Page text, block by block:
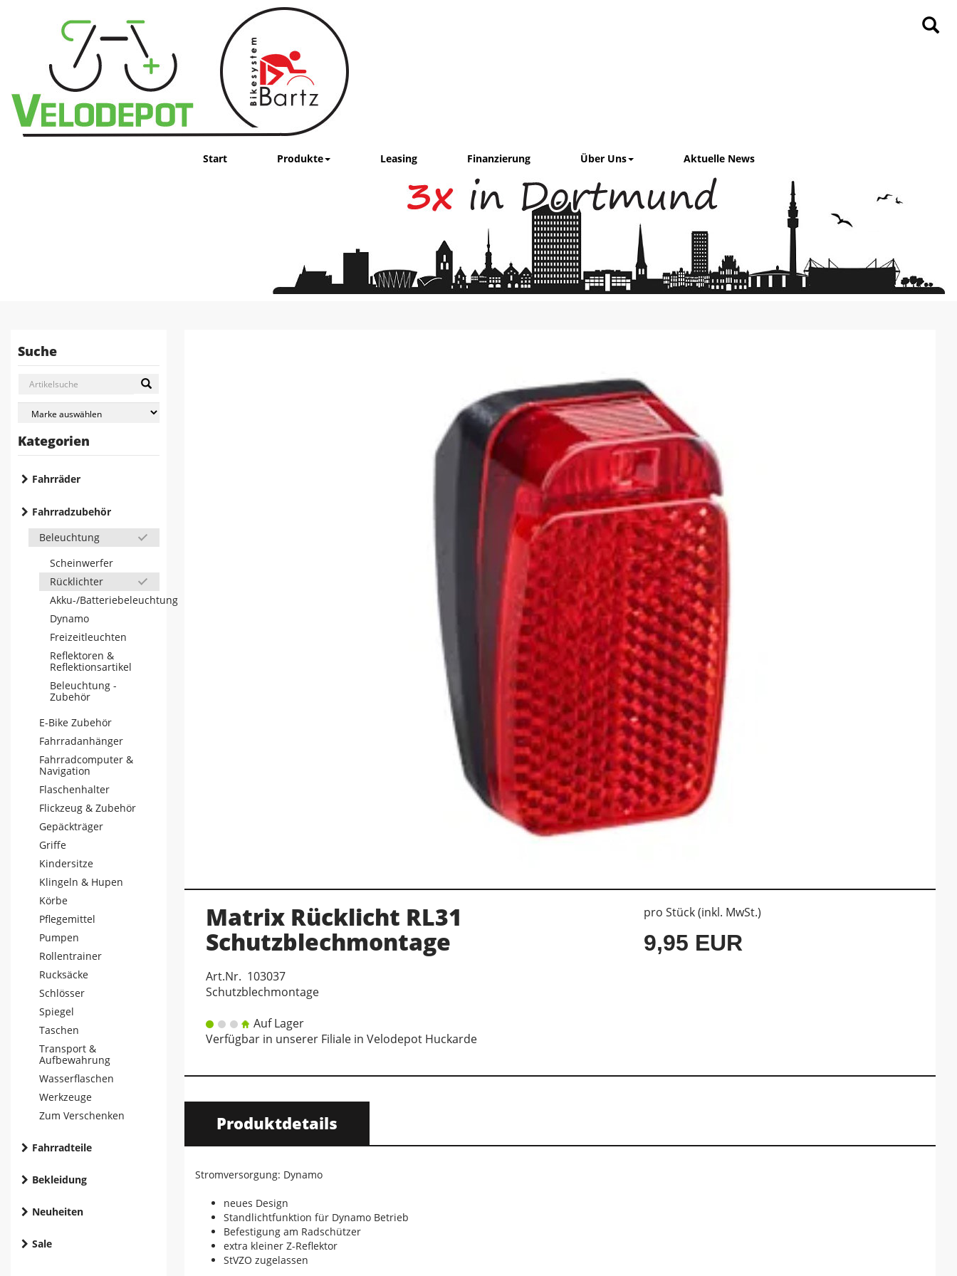
Start Produkte Leasing Finanzierung Über Uns Aktuelle News
Suche
Kategorien
Fahrräder
Fahrradzubehör
Beleuchtung
Scheinwerfer
Rücklichter
Akku-/Batteriebeleuchtung
Dynamo
Freizeitleuchten
Reflektoren &
Reflektionsartikel
Beleuchtung -
Zubehör
E-Bike Zubehör
Fahrradanhänger
Fahrradcomputer &
Navigation
Flaschenhalter
Flickzeug & Zubehör
Gepäckträger
Griffe
Kindersitze
Klingeln & Hupen
Körbe
Pflegemittel
Pumpen
Rollentrainer
Rucksäcke
Schlösser
Spiegel
Taschen
Transport &
Aufbewahrung
Wasserflaschen
Werkzeuge
Zum Verschenken
Fahrradteile
Bekleidung
Neuheiten
Sale
Matrix Rücklicht RL31
Schutzblechmontage
Art.Nr. 103037
Schutzblechmontage
Auf Lager
Verfügbar in unserer Filiale in Velodepot Huckarde
pro Stück (inkl. MwSt.)
9,95 EUR
Produktdetails
Stromversorgung: Dynamo
neues Design
Standlichtfunktion für Dynamo Betrieb
Befestigung am Radschützer
extra kleiner Z-Reflektor
StVZO zugelassen